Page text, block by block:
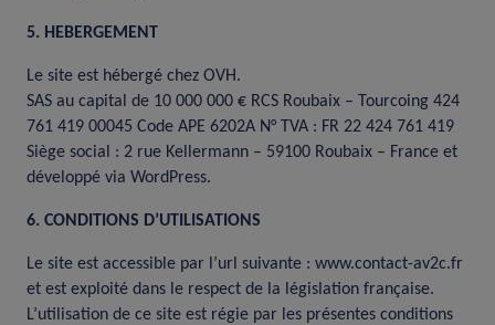
5. HEBERGEMENT
Le site est hébergé chez OVH.
SAS au capital de 10 000 000 € RCS Roubaix – Tourcoing 424
761 419 00045 Code APE 6202A N° TVA : FR 22 424 761 419
Siège social : 2 rue Kellermann – 59100 Roubaix – France et
développé via WordPress.
6. CONDITIONS D’UTILISATIONS
Le site est accessible par l’url suivante : www.contact-av2c.fr
et est exploité dans le respect de la législation française.
L’utilisation de ce site est régie par les présentes conditions